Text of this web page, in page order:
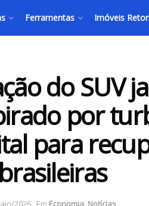
Ferramentas Imóveis
do SUV
por
para
2026 Em Economia, Notícias